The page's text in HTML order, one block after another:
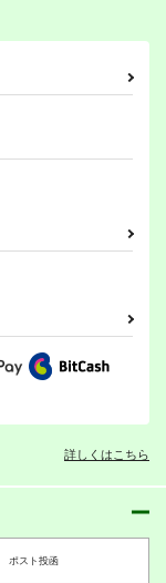
詳しくはこちら
ポスト投函